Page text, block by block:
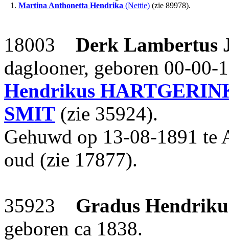
1. Martina Anthonetta Hendrika (Nettie) (zie 89978).
18003 Derk Lambertus
daglooner, geboren 00-
Hendrikus
SMIT (zie 35924).
Gehuwd op 13-08-1891 te
oud (zie 17877).
35923 Gradus
geboren ca 1838.